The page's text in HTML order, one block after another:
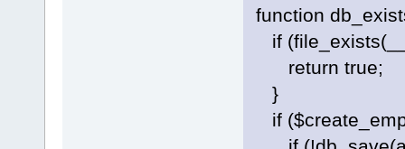
function
if
return true;
}
if